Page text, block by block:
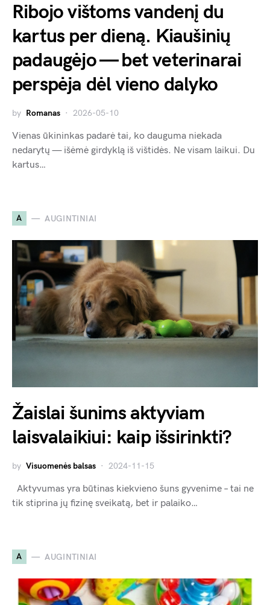
Ribojo vištoms vandenį du
kartus per dieną. Kiaušinių
padaugėjo — bet veterinarai
perspėja dėl vieno dalyko
by Romanas 2026-05-10
Vienas ūkininkas padarė tai, ko dauguma niekada
nedarytų — išėmė girdyklą iš vištidės. Ne visam laikui. Du
kartus…
A AUGINTINIAI
Žaislai šunims aktyviam
laisvalaikiui: kaip išsirinkti?
by Visuomenės balsas 2024-11-15
Aktyvumas yra būtinas kiekvieno šuns gyvenime – tai ne
tik stiprina jų fizinę sveikatą, bet ir palaiko…
A AUGINTINIAI